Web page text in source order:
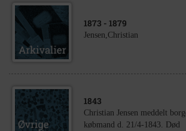
1873 - 1879
Jensen,Christian
1843
Christian Jensen meddelt
købmand d. 21/4-1843. Død